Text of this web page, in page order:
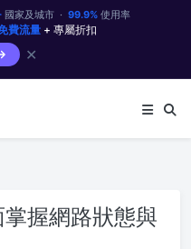
國家及城市 · 99.9%使用率
費流量 + 專屬折扣
✕
握網路狀態與